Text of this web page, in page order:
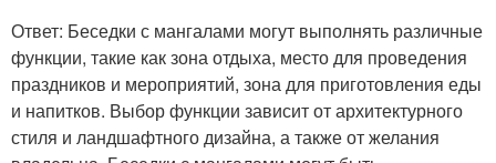
Ответ: Беседки с мангалами могут выполнять различные
функции, такие как зона отдыха, место для проведения
праздников и мероприятий, зона для приготовления еды
и напитков. Выбор функции зависит от архитектурного
стиля и ландшафтного дизайна, а также от желания